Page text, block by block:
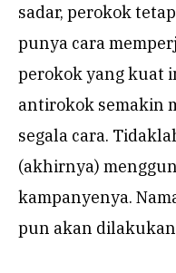
sadar, perokok
punya cara
perokok yang kuat
antirokok semakin
segala cara.
(akhirnya)
kampanyenya.
pun akan